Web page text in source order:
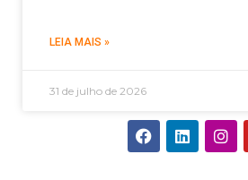
LEIA MAIS »
31 de julho de 2026